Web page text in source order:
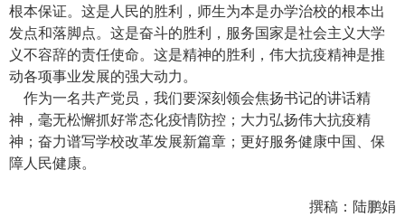
根本保证。这是人民的胜利，师生为本是办学治校的根本出
发点和落脚点。这是奋斗的胜利，服务国家是社会主义大学
义不容辞的责任使命。这是精神的胜利，伟大抗疫精神是推
动各项事业发展的强大动力。
作为一名共产党员，我们要深刻领会焦扬书记的讲话精
神，毫无松懈抓好常态化疫情防控；大力弘扬伟大抗疫精
神；奋力谱写学校改革发展新篇章；更好服务健康中国、保
障人民健康。
撰稿：陆鹏娟